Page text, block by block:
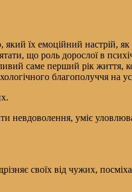
їх емоційний настрій,
що роль дорослої в
саме перший рік життя,
благополуччя на
невдоволення, уміє
своїх від чужих,